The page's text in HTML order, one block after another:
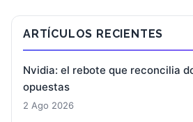
ARTÍCULOS RECIENTES
Nvidia: el rebote que reconcilia
opuestas
2 Ago 2026